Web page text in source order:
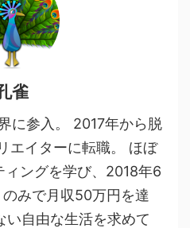
雀
に参入。 2017年から脱
エイターに転職。 ほぼ
ィングを学び、2018年6
みで月収50万円を達
い自由な生活を求めて